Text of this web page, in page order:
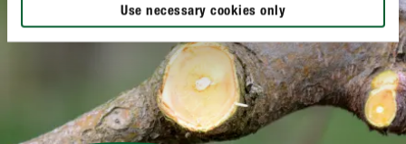
Use necessary cookies only